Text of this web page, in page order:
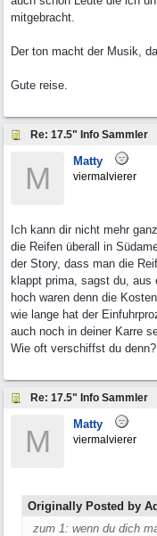
mitgebracht.
Der ton macht der Musik,
Gute reise.
Re: 17.5" Info Sammler
M Matty
viermalvierer
Ich kann dir nicht mehr
die Reifen überall in
der Story, dass man die
klappt prima, sagst du, aus
hoch waren denn die
wie lange hat der
auch noch in deiner Karre
Wie oft verschiffst du
Re: 17.5" Info Sammler
M Matty
viermalvierer
Originally Posted by
zum 1: wenn du dich